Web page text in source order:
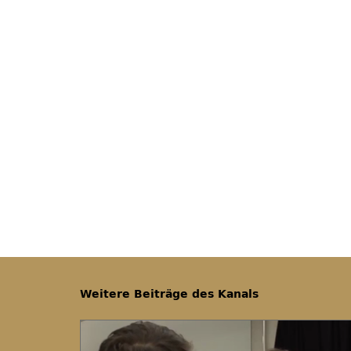
Weitere Beiträge des Kanals